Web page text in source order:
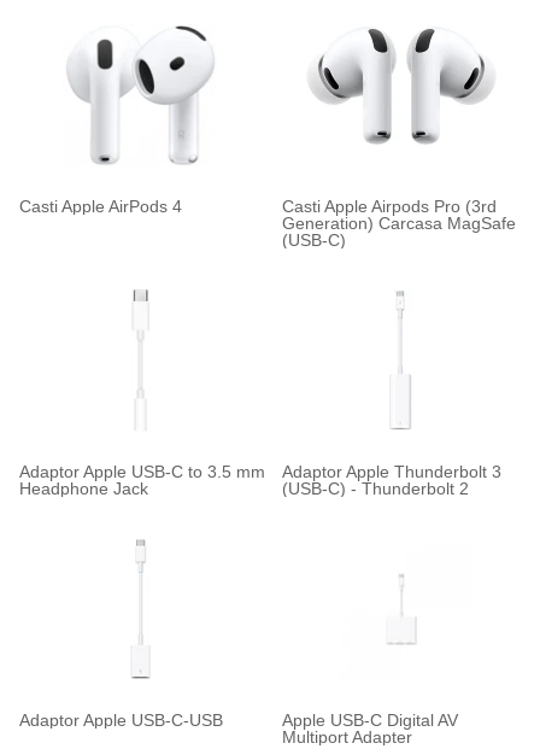
Casti Apple AirPods 4
Casti Apple Airpods Pro (3rd
Generation) Carcasa MagSafe
(USB-C)
Adaptor Apple USB-C to 3.5 mm
Headphone Jack
Adaptor Apple Thunderbolt 3
(USB-C) - Thunderbolt 2
Adaptor Apple USB-C-USB
Apple USB-C Digital AV
Multiport Adapter